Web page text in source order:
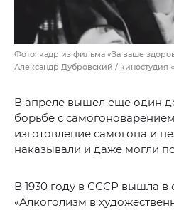
Фото: кадр из фильма «За ваше
Александр Дубровский /
В апреле вышел еще один
борьбе с
изготовление самогона и
наказывали и даже могли
В 1930 году в СССР вышла в
«Алкоголизм в